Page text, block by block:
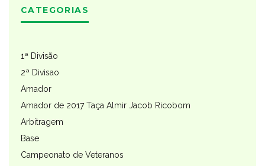
CATEGORIAS
1ª Divisão
2ª Divisao
Amador
Amador de 2017 Taça Almir Jacob Ricobom
Arbitragem
Base
Campeonato de Veteranos